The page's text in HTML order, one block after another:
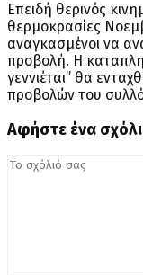
Επειδή θερινός
θερμοκρασίες
αναγκασμένοι να
προβολή. Η
γεννιέται” θα
προβολών του
Αφήστε ένα